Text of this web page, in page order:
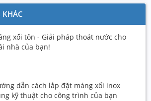
KHÁC
xối tôn - Giải pháp thoát nước cho
nhà của bạn!
dẫn cách lắp đặt máng xối inox
kỹ thuật cho công trình của bạn